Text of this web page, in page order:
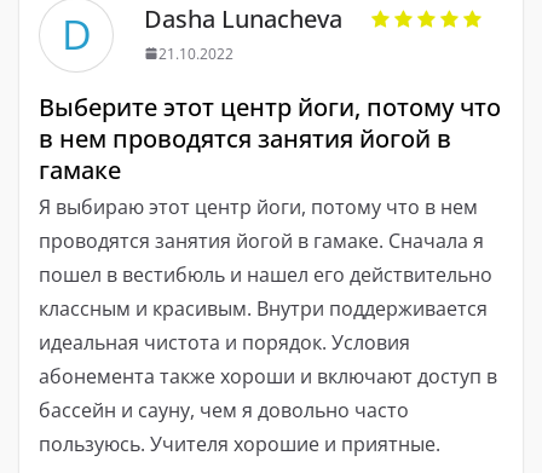
D Dasha Lunacheva
21.10.2022
Выберите этот центр йоги, потому что
в нем проводятся занятия йогой в
гамаке
Я выбираю этот центр йоги, потому что в нем
проводятся занятия йогой в гамаке. Сначала я
пошел в вестибюль и нашел его действительно
классным и красивым. Внутри поддерживается
идеальная чистота и порядок. Условия
абонемента также хороши и включают доступ в
бассейн и сауну, чем я довольно часто
пользуюсь. Учителя хорошие и приятные.